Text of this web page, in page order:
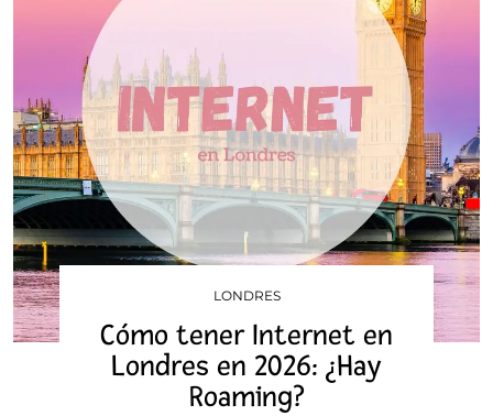
LONDRES
Cómo tener Internet en
Londres en 2026: ¿Hay
Roaming?